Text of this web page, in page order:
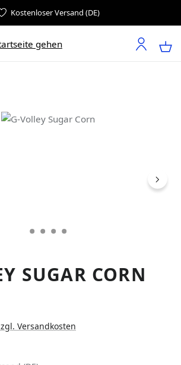
Kostenloser Versand (DE)
SUGAR CORN
Versandkosten